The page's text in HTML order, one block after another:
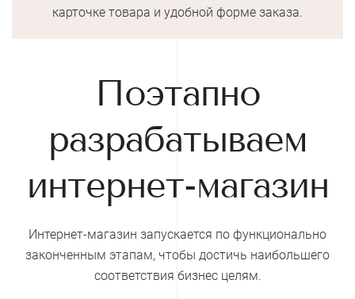
карточке товара и удобной форме заказа.
Поэтапно
разрабатываем
интернет-магазин
Интернет-магазин запускается по функционально
законченным этапам, чтобы достичь наибольшего
соответствия бизнес целям.